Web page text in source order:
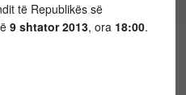
të Republikës së
9 shtator 2013, ora18:00.